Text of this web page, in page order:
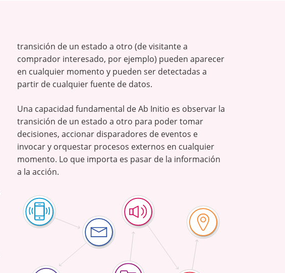
transición de un estado a otro (de visitante a
comprador interesado, por ejemplo) pueden aparecer
en cualquier momento y pueden ser detectadas a
partir de cualquier fuente de datos.
Una capacidad fundamental de Ab Initio es observar la
transición de un estado a otro para poder tomar
decisiones, accionar disparadores de eventos e
invocar y orquestar procesos externos en cualquier
momento. Lo que importa es pasar de la información
a la acción.